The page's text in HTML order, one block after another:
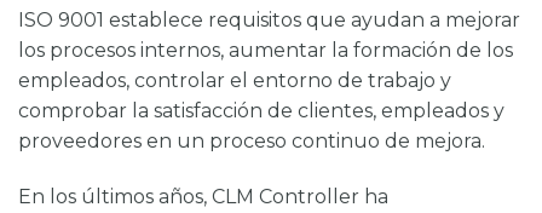
ISO 9001 establece requisitos que ayudan a mejorar
los procesos internos, aumentar la formación de los
empleados, controlar el entorno de trabajo y
comprobar la satisfacción de clientes, empleados y
proveedores en un proceso continuo de mejora.
En los últimos años, CLM Controller ha